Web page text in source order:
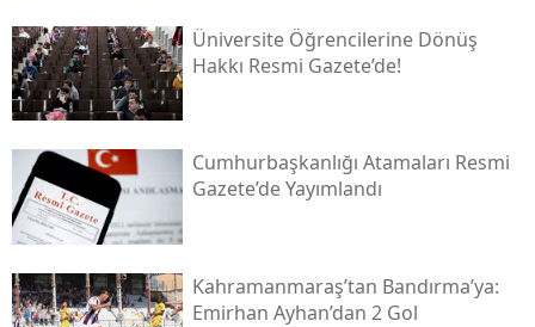
Üniversite Öğrencilerine Dönüş
Hakkı Resmi Gazete’de!
Cumhurbaşkanlığı Atamaları Resmi
Gazete’de Yayımlandı
Kahramanmaraş’tan Bandırma’ya:
Emirhan Ayhan’dan 2 Gol